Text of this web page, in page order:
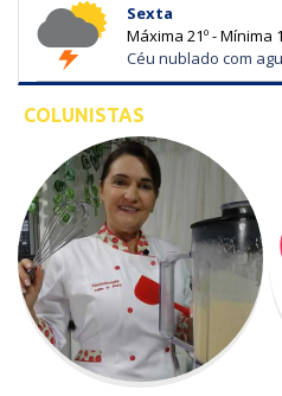
Sexta
Máxima 21º - Mínima
Céu nublado com
COLUNISTAS